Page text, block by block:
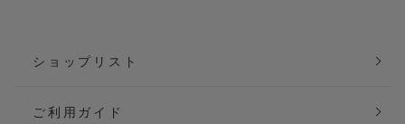
ショップリスト
ご利用ガイド